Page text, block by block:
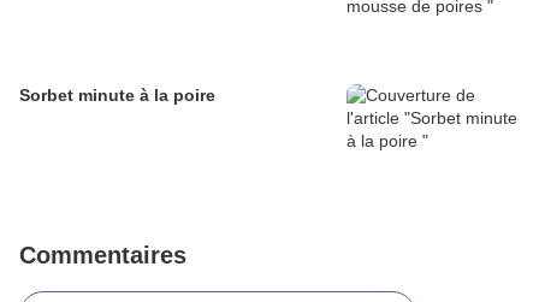
Sorbet minute à la poire
Commentaires